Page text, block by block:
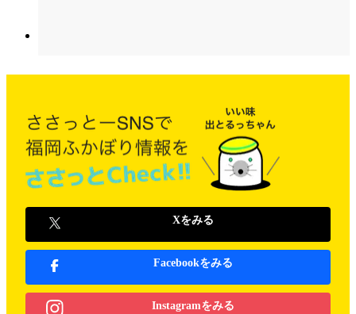
Xをみる
Facebookをみる
Instagramをみる